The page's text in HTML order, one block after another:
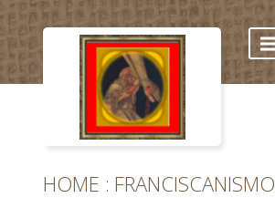
HOME FRANCISCANISMO